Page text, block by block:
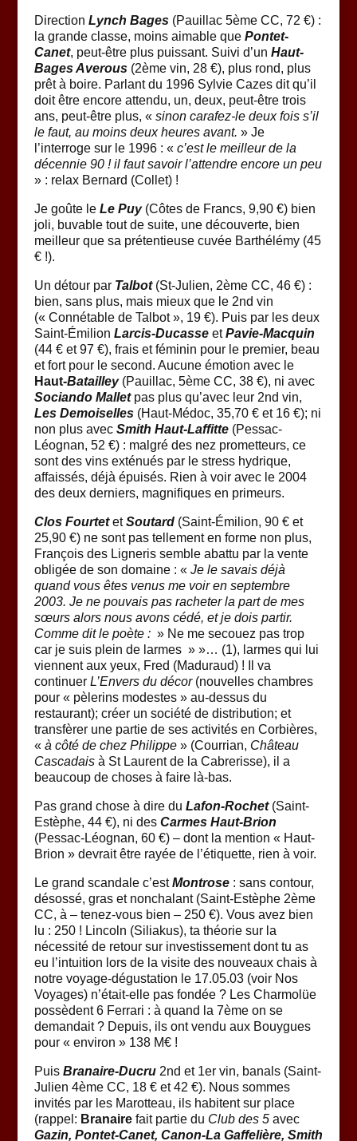
Direction Lynch Bages(Pauillac 5ème CC, 72 €) :
la grande classe, moins aimable que Pontet-
Canet, peut-être plus puissant. Suivi d’un Haut-
Bages Averous(2ème vin, 28 €), plus rond, plus
prêt à boire. Parlant du 1996 Sylvie Cazes dit qu’il
doit être encore attendu, un, deux, peut-être trois
ans, peut-être plus, « sinon carafez-le deux fois s’il
le faut, au moins deux heures avant. » Je
l’interroge sur le 1996 : « c’est le meilleur de la
décennie 90 ! il faut savoir l’attendre encore un peu
» : relax Bernard (Collet) !
Je goûte le Le Puy(Côtes de Francs, 9,90 €) bien
joli, buvable tout de suite, une découverte, bien
meilleur que sa prétentieuse cuvée Barthélémy (45
€ !).
Un détour par Talbot (St-Julien, 2ème CC, 46 €) :
bien, sans plus, mais mieux que le 2nd vin
(« Connétable de Talbot », 19 €). Puis par les deux
Saint-Émilion Larcis-Ducasse etPavie-Macquin
(44 € et 97 €), frais et féminin pour le premier, beau
et fort pour le second. Aucune émotion avec le
Haut-Batailley(Pauillac, 5ème CC, 38 €), ni avec
Sociando Mallet pas plus qu’avec leur 2nd vin,
Les Demoiselles(Haut-Médoc, 35,70 € et 16 €); ni
non plus avec Smith Haut-Laffitte(Pessac-
Léognan, 52 €) : malgré des nez prometteurs, ce
sont des vins exténués par le stress hydrique,
affaissés, déjà épuisés. Rien à voir avec le 2004
des deux derniers, magnifiques en primeurs.
Clos FourtetetSoutard(Saint-Émilion, 90 € et
25,90 €) ne sont pas tellement en forme non plus,
François des Ligneris semble abattu par la vente
obligée de son domaine : « Je le savais déjà
quand vous êtes venus me voir en septembre
2003. Je ne pouvais pas racheter la part de mes
sœurs alors nous avons cédé, et je dois partir.
Comme dit le poète : » Ne me secouez pas trop
car je suis plein de larmes » »… (1), larmes qui lui
viennent aux yeux, Fred (Maduraud) ! Il va
continuer L’Envers du décor(nouvelles chambres
pour « pèlerins modestes » au-dessus du
restaurant); créer un société de distribution; et
transfèrer une partie de ses activités en Corbières,
« à côté de chez Philippe» (Courrian, Château
Cascadaisà St Laurent de la Cabrerisse), il a
beaucoup de choses à faire là-bas.
Pas grand chose à dire du Lafon-Rochet (Saint-
Estèphe, 44 €), ni des Carmes Haut-Brion
(Pessac-Léognan, 60 €) – dont la mention « Haut-
Brion » devrait être rayée de l’étiquette, rien à voir.
Le grand scandale c’estMontrose: sans contour,
désossé, gras et nonchalant (Saint-Estèphe 2ème
CC, à – tenez-vous bien – 250 €). Vous avez bien
lu : 250 ! Lincoln (Siliakus), ta théorie sur la
nécessité de retour sur investissement dont tu as
eu l’intuition lors de la visite des nouveaux chais à
notre voyage-dégustation le 17.05.03 (voir Nos
Voyages) n’était-elle pas fondée ? Les Charmolüe
possèdent 6 Ferrari : à quand la 7ème on se
demandait ? Depuis, ils ont vendu aux Bouygues
pour « environ » 138 M€ !
Puis Branaire-Ducru 2nd et 1er vin, banals (Saint-
Julien 4ème CC, 18 € et 42 €). Nous sommes
invités par les Marotteau, ils habitent sur place
(rappel: Branairefait partie du Club des 5avec
Gazin, Pontet-Canet, Canon-La Gaffelière, Smith